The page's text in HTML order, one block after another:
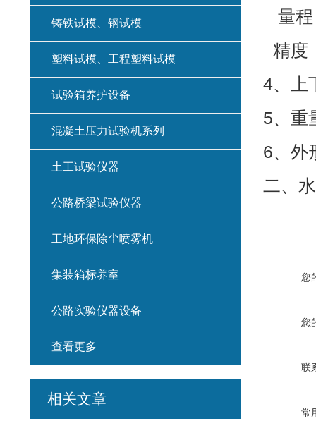
量
精
4、
5、
6、外
二、
您
您
联
常
铸铁试模、钢试模
塑料试模、工程塑料试模
试验箱养护设备
混凝土压力试验机系列
土工试验仪器
公路桥梁试验仪器
工地环保除尘喷雾机
集装箱标养室
公路实验仪器设备
查看更多
相关文章